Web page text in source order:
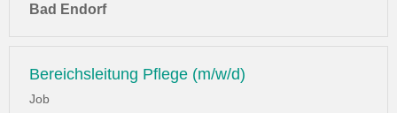
Bad Endorf
Bereichsleitung Pflege (m/w/d)
Job